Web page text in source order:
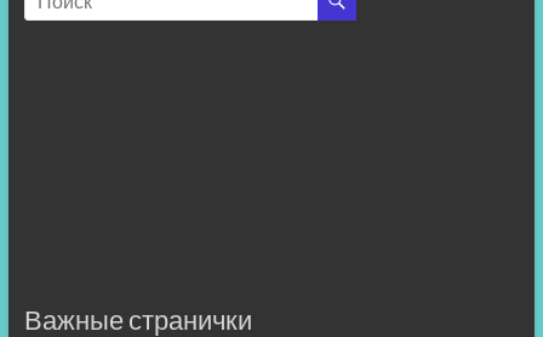
Важные странички